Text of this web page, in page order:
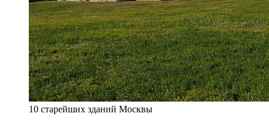
10 старейших зданий Москвы